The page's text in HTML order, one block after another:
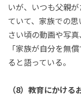
いが、いつも父親
ていて、家族での
さい頃の動画や写
「家族が自分を無
ると語っている。
（8）教育にかけ